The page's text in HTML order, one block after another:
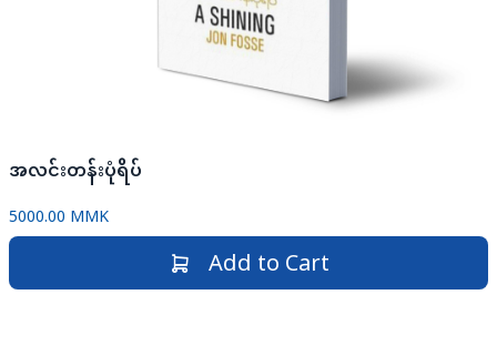
အလင်းတန်းပုံရိပ်
5000.00 MMK
Add to Cart